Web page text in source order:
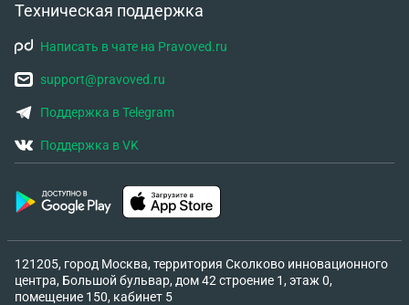
Техническая поддержка
Написать в чате на Pravoved.ru
support@pravoved.ru
Поддержка в Telegram
Поддержка в VK
121205, город Москва, территория Сколково инновационного
центра, Большой бульвар, дом 42 строение 1, этаж 0,
помещение 150, кабинет 5